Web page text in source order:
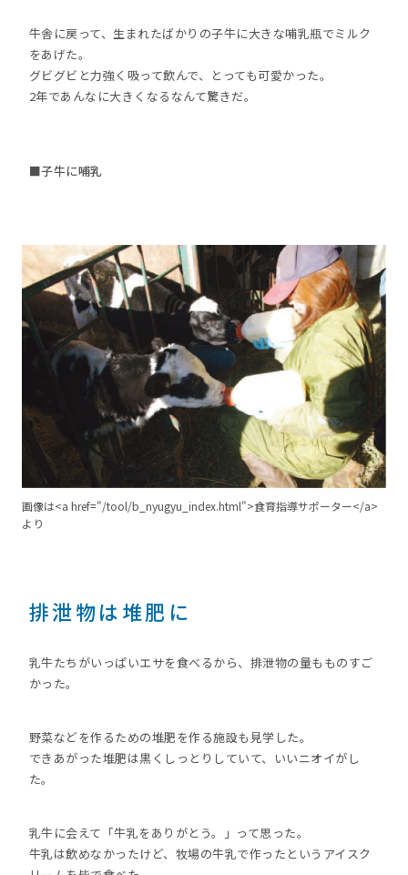
牛舎に戻って、生まれたばかりの子牛に大きな哺乳瓶でミルク
をあげた。
グビグビと力強く吸って飲んで、とっても可愛かった。
2年であんなに大きくなるなんて驚きだ。
■子牛に哺乳
画像は<a href="/tool/b_nyugyu_index.html">食育指導サポーター</a>
より
排泄物は堆肥に
乳牛たちがいっぱいエサを食べるから、排泄物の量もものすご
かった。
野菜などを作るための堆肥を作る施設も見学した。
できあがった堆肥は黒くしっとりしていて、いいニオイがし
た。
乳牛に会えて「牛乳をありがとう。」って思った。
牛乳は飲めなかったけど、牧場の牛乳で作ったというアイスク